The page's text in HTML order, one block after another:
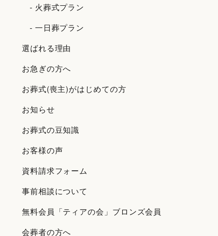
- 火葬式プラン
- 一日葬プラン
選ばれる理由
お急ぎの方へ
お葬式(喪主)がはじめての方
お知らせ
お葬式の豆知識
お客様の声
資料請求フォーム
事前相談について
無料会員「ティアの会」ブロンズ会員
会葬者の方へ